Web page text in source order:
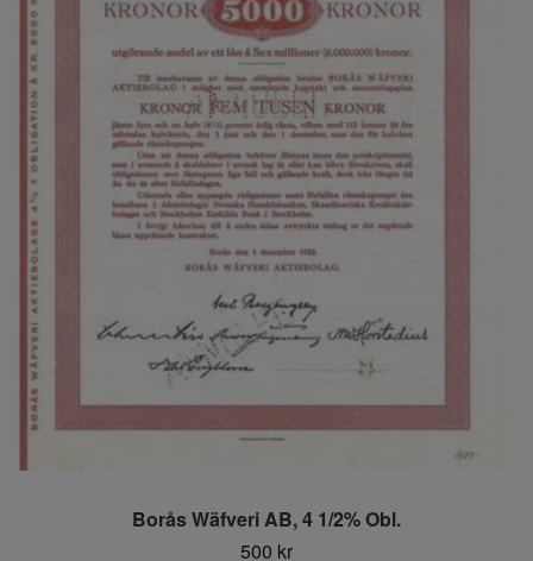
Borås Wäfveri AB, 4 1/2% Obl.
500 kr